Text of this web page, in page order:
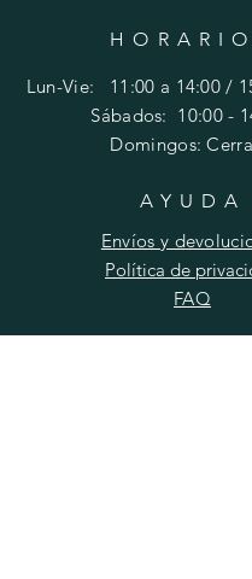
Lun-Vie: 11:00 a 14:00 /
​​Sábados: 10:00 -
Domingos:
AYUDA
Envíos y
Política de
FAQ